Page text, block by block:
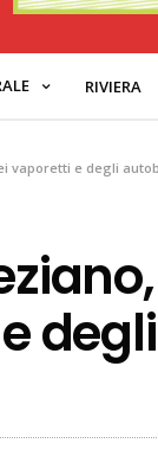
RIVIERA
vaporetti e degli